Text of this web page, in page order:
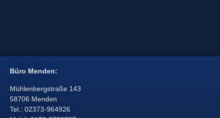
Büro Menden:
Mühlenbergstraße 143
58706 Menden
Tel.: 02373-964926